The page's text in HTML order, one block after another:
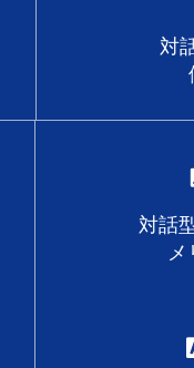
対
対話